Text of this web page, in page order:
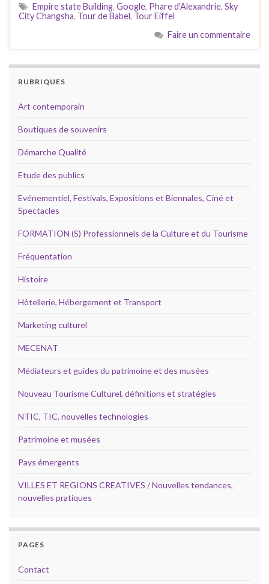
Empire state Building, Google, Phare d'Alexandrie, Sky
City Changsha, Tour de Babel, Tour Eiffel
Faire un commentaire
RUBRIQUES
Art contemporain
Boutiques de souvenirs
Démarche Qualité
Etude des publics
Evénementiel, Festivals, Expositions et Biennales, Ciné et
Spectacles
FORMATION (S) Professionnels de la Culture et du Tourisme
Fréquentation
Histoire
Hôtellerie, Hébergement et Transport
Marketing culturel
MECENAT
Médiateurs et guides du patrimoine et des musées
Nouveau Tourisme Culturel, définitions et stratégies
NTIC, TIC, nouvelles technologies
Patrimoine et musées
Pays émergents
VILLES ET REGIONS CREATIVES / Nouvelles tendances,
nouvelles pratiques
PAGES
Contact